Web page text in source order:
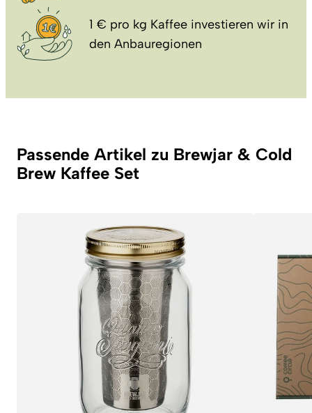
1 € pro kg Kaffee investieren wir in
den Anbauregionen
Passende Artikel zu Brewjar & Cold
Brew Kaffee Set